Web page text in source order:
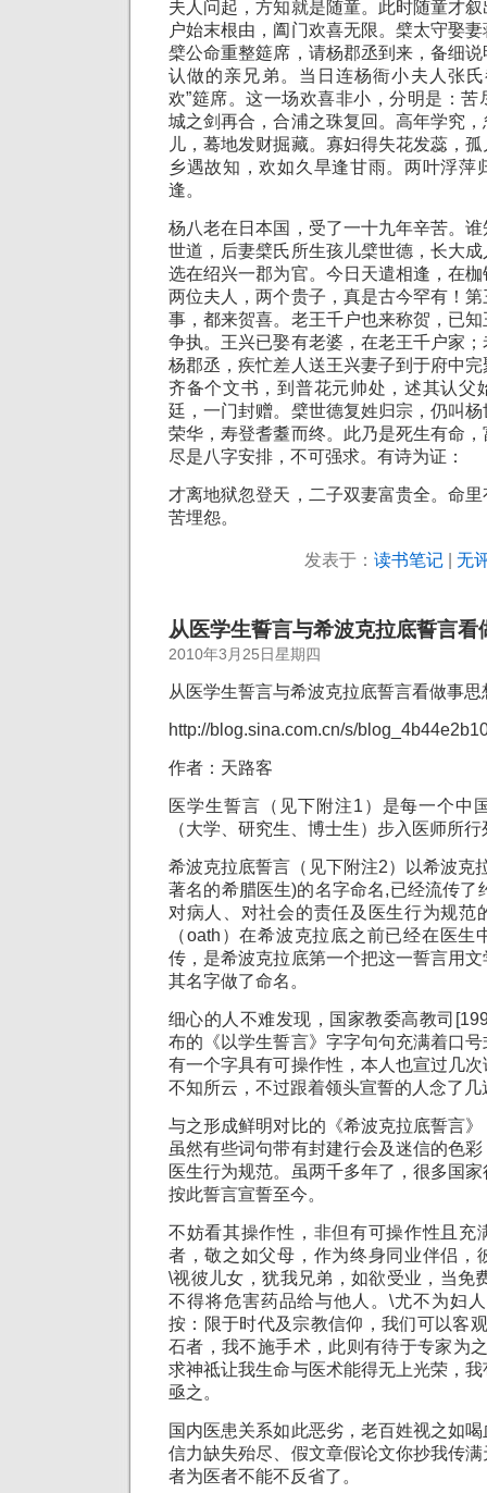
夫人问起，方知就是随童。此时随童才
户始末根由，阖门欢喜无限。檗太守娶
檗公命重整筵席，请杨郡丞到来，备细
认做的亲兄弟。当日连杨衙小夫人张
欢”筵席。这一场欢喜非小，分明是：
城之剑再合，合浦之珠复回。高年学究
儿，蓦地发财掘藏。寡妇得失花发蕊，
乡遇故知，欢如久旱逢甘雨。两叶浮萍
逢。
杨八老在日本国，受了一十九年辛苦。
世道，后妻檗氏所生孩儿檗世德，长大
选在绍兴一郡为官。今日天遣相逢，在
两位夫人，两个贵子，真是古今罕有！
事，都来贺喜。老王千户也来称贺，已
争执。王兴已娶有老婆，在老王千户家
杨郡丞，疾忙差人送王兴妻子到于府中
齐备个文书，到普花元帅处，述其认父
廷，一门封赠。檗世德复姓归宗，仍叫
荣华，寿登耆耋而终。此乃是死生有命
尽是八字安排，不可强求。有诗为证：
才离地狱忽登天，二子双妻富贵全。命
苦埋怨。
发表于： 读书笔记| 无
从医学生誓言与希波克拉底誓言看
2010年3月25日星期四
从医学生誓言与希波克拉底誓言看做事思
http://blog.sina.com.cn/s/
作者：天路客
医学生誓言（见下附注1）是每一个中
（大学、研究生、博士生）步入医师所
希波克拉底誓言（见下附注2）以希波克
著名的希腊医生)的名字命名,已经流传了
对病人、对社会的责任及医生行为规范
（oath）在希波克拉底之前已经在医生
传，是希波克拉底第一个把这一誓言用
其名字做了命名。
细心的人不难发现，国家教委高教司
布的《以学生誓言》字字句句充满着口
有一个字具有可操作性，本人也宣过几
不知所云，不过跟着领头宣誓的人念了几
与之形成鲜明对比的《希波克拉底誓言
虽然有些词句带有封建行会及迷信的色
医生行为规范。虽两千多年了，很多国
按此誓言宣誓至今。
不妨看其操作性，非但有可操作性且充
者，敬之如父母，作为终身同业伴侣，
\视彼儿女，犹我兄弟，如欲受业，当免
不得将危害药品给与他人。\尤不为妇
按：限于时代及宗教信仰，我们可以客
石者，我不施手术，此则有待于专家为
求神祗让我生命与医术能得无上光荣，
亟之。
国内医患关系如此恶劣，老百姓视之如
信力缺失殆尽、假文章假论文你抄我传
者为医者不能不反省了。